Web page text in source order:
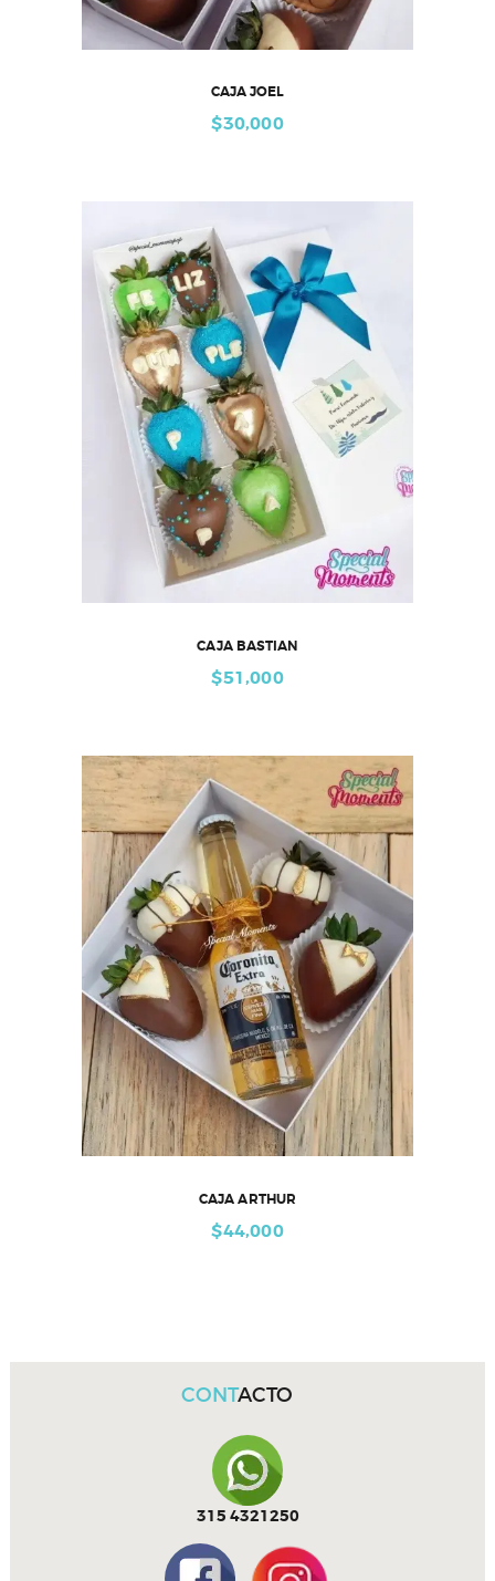
CAJA JOEL
$30,000
CAJA BASTIAN
$51,000
CAJA ARTHUR
$44,000
CONTACTO
315 4321250